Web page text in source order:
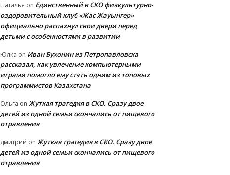
Наталья on Единственный в СКО физкультурно-
оздоровительный клуб «Жас Жауынгер»
официально распахнул свои двери перед
детьми с особенностями в развитии
Юлка on Иван Бухонин из Петропавловска
рассказал, как увлечение компьютерными
играми помогло ему стать одним из топовых
программистов Казахстана
Ольга on Жуткая трагедия в СКО. Сразу двое
детей из одной семьи скончались от пищевого
отравления
дмитрий on Жуткая трагедия в СКО. Сразу двое
детей из одной семьи скончались от пищевого
отравления